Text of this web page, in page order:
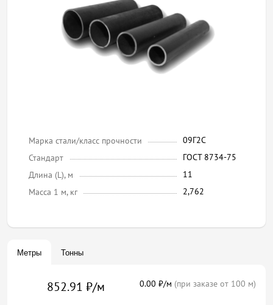
Марка стали/класс прочности
09Г2С
Стандарт
ГОСТ 8734-75
Длина (L), м
11
Масса 1 м, кг
2,762
Метры Тонны
852.91 ₽/м 0.00 ₽/м (при заказе от 100 м)